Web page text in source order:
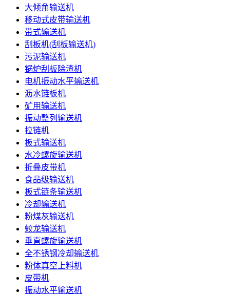
大倾角输送机
移动式皮带输送机
带式输送机
刮板机(刮板输送机)
污泥输送机
锅炉刮板除渣机
电机振动水平输送机
沥水链板机
矿用输送机
振动整列输送机
拉链机
板式输送机
水冷螺旋输送机
折叠皮带机
食品级输送机
板式链条输送机
冷却输送机
粉煤灰输送机
蛟龙输送机
垂直螺旋输送机
全不锈钢冷却输送机
粉体真空上料机
皮带机
振动水平输送机